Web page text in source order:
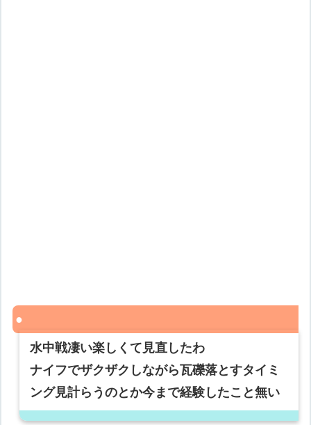
水中戦凄い楽しくて見直したわ
ナイフでザクザクしながら瓦礫落とすタイミ
ング見計らうのとか今まで経験したこと無い